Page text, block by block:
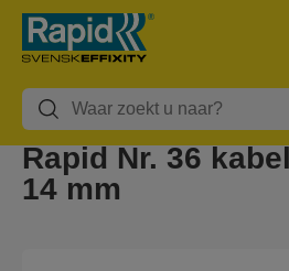
Rapid Nr. 36
14 mm